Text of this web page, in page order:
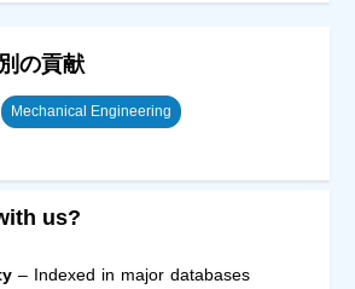
の貢献
Mechanical Engineering
us?
– Indexed in major databases